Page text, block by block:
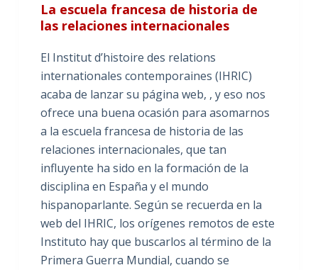
La escuela francesa de historia de
las relaciones internacionales
El Institut d’histoire des relations
internationales contemporaines (IHRIC)
acaba de lanzar su página web, , y eso nos
ofrece una buena ocasión para asomarnos
a la escuela francesa de historia de las
relaciones internacionales, que tan
influyente ha sido en la formación de la
disciplina en España y el mundo
hispanoparlante. Según se recuerda en la
web del IHRIC, los orígenes remotos de este
Instituto hay que buscarlos al término de la
Primera Guerra Mundial, cuando se